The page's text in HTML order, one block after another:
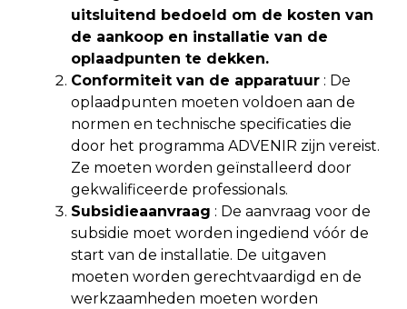
uitsluitend bedoeld om de kosten van
de aankoop en installatie van de
oplaadpunten te dekken.
Conformiteit van de apparatuur : De
oplaadpunten moeten voldoen aan de
normen en technische specificaties die
door het programma ADVENIR zijn vereist.
Ze moeten worden geïnstalleerd door
gekwalificeerde professionals.
Subsidieaanvraag : De aanvraag voor de
subsidie moet worden ingediend vóór de
start van de installatie. De uitgaven
moeten worden gerechtvaardigd en de
werkzaamheden moeten worden